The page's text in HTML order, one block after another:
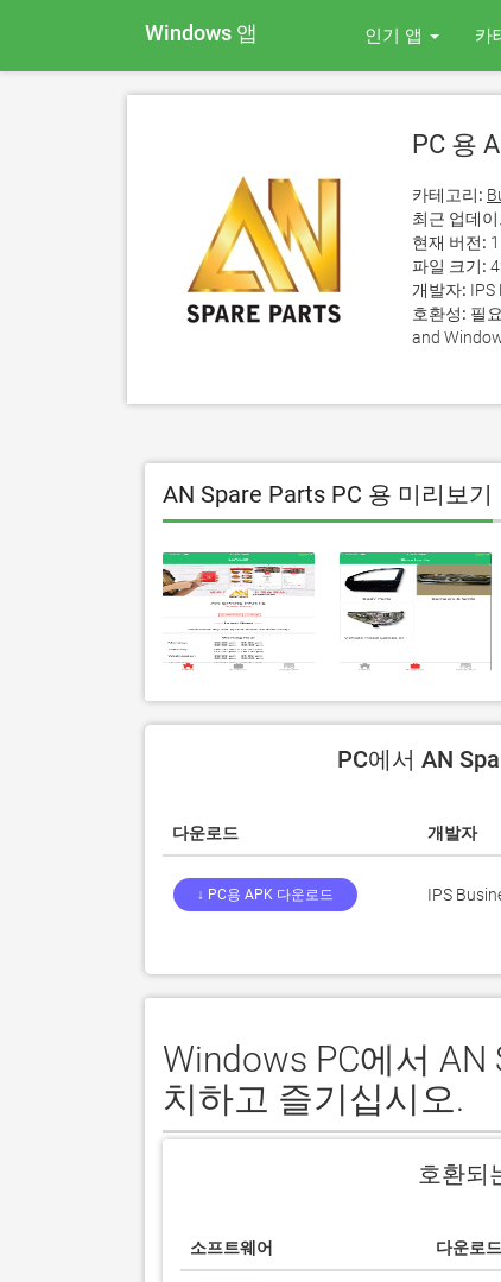
Windows 앱 인기 앱 카
PC 용
카테고리:
최근 업데
현재 버전:
파일 크기:
개발자: IPS
호환성: 필
and
AN Spare Parts PC 용 미리보기
PC에서 AN
다운로드 개발자
↓ PC용 APK 다운로드 IPS
Windows PC에서
치하고 즐기십시오.
호환되
소프트웨어 다운로드